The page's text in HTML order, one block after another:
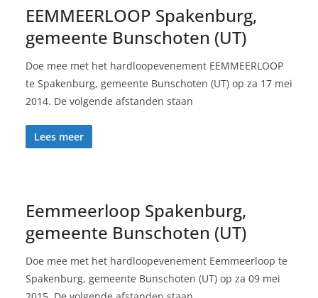
EEMMEERLOOP Spakenburg,
gemeente Bunschoten (UT)
Doe mee met het hardloopevenement EEMMEERLOOP
te Spakenburg, gemeente Bunschoten (UT) op za 17 mei
2014. De volgende afstanden staan
Lees meer
Eemmeerloop Spakenburg,
gemeente Bunschoten (UT)
Doe mee met het hardloopevenement Eemmeerloop te
Spakenburg, gemeente Bunschoten (UT) op za 09 mei